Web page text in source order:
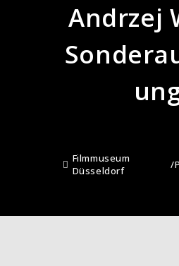
Andrzej
Filmmuseum
Düsseldorf
/